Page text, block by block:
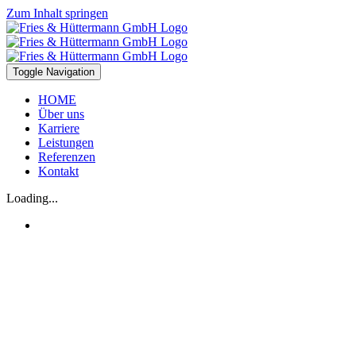
Zum Inhalt springen
Toggle Navigation
HOME
Über uns
Karriere
Leistungen
Referenzen
Kontakt
Loading...